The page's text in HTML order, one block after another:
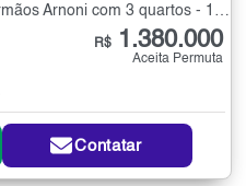
Apartamento à Venda na Vila Irmãos Arnoni com 3 quartos - 105 m²
R$ 1.380.000
Aceita Permuta
Contatar